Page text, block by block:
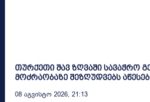
თურქეთი შავ ზღვაში სავაჭრო
მოძრაობაზე შეზღუდვებს
08 Აგვისტო 2026, 21:13